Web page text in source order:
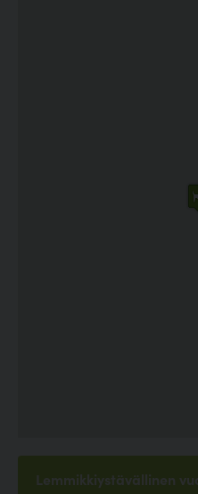
Lemmikkiystävällinen